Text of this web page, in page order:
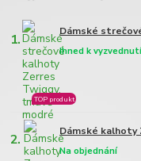
1. Dámské
Ihned k
TOP produkt
2. Dámské kalhoty
Na objednání